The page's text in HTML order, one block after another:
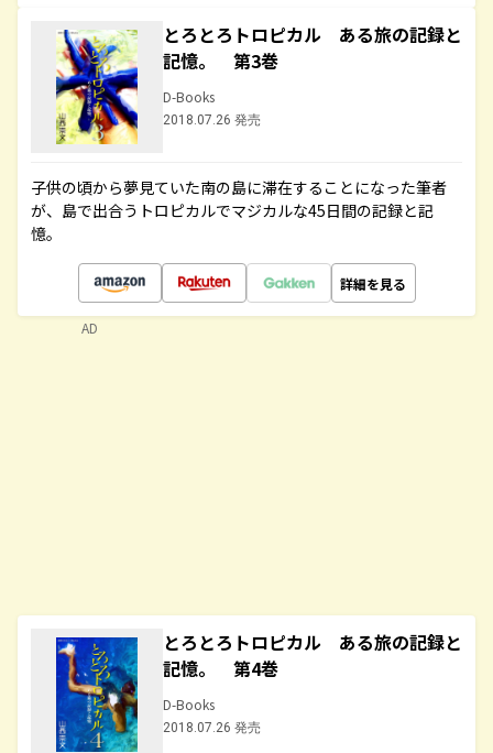
とろとろトロピカル ある旅の記録と
記憶。 第3巻
D-Books
2018.07.26 発売
子供の頃から夢見ていた南の島に滞在することになった筆者
が、島で出合うトロピカルでマジカルな45日間の記録と記
憶。
詳細を見る
とろとろトロピカル ある旅の記録と
記憶。 第4巻
D-Books
2018.07.26 発売
AD